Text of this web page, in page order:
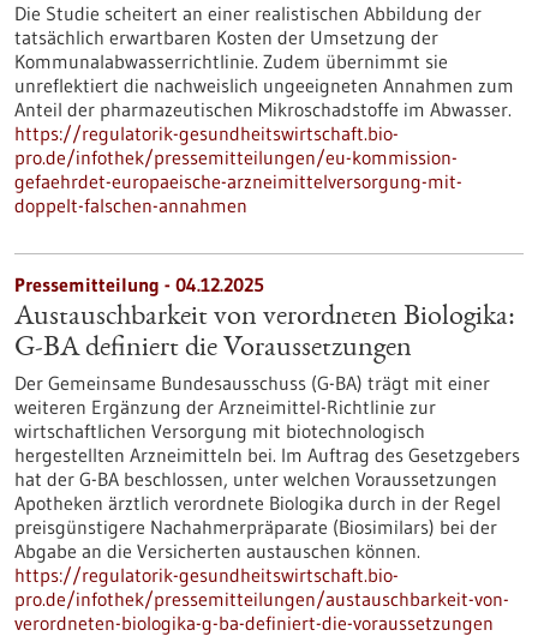
Die Studie scheitert an einer realistischen Abbildung der
tatsächlich erwartbaren Kosten der Umsetzung der
Kommunalabwasserrichtlinie. Zudem übernimmt sie
unreflektiert die nachweislich ungeeigneten Annahmen zum
Anteil der pharmazeutischen Mikroschadstoffe im Abwasser.
https://regulatorik-gesundheitswirtschaft.bio-
pro.de/infothek/pressemitteilungen/eu-kommission-
gefaehrdet-europaeische-arzneimittelversorgung-mit-
doppelt-falschen-annahmen
Pressemitteilung - 04.12.2025
Austauschbarkeit von verordneten Biologika:
G-BA definiert die Voraussetzungen
Der Gemeinsame Bundesausschuss (G-BA) trägt mit einer
weiteren Ergänzung der Arzneimittel-Richtlinie zur
wirtschaftlichen Versorgung mit biotechnologisch
hergestellten Arzneimitteln bei. Im Auftrag des Gesetzgebers
hat der G-BA beschlossen, unter welchen Voraussetzungen
Apotheken ärztlich verordnete Biologika durch in der Regel
preisgünstigere Nachahmerpräparate (Biosimilars) bei der
Abgabe an die Versicherten austauschen können.
https://regulatorik-gesundheitswirtschaft.bio-
pro.de/infothek/pressemitteilungen/austauschbarkeit-von-
verordneten-biologika-g-ba-definiert-die-voraussetzungen